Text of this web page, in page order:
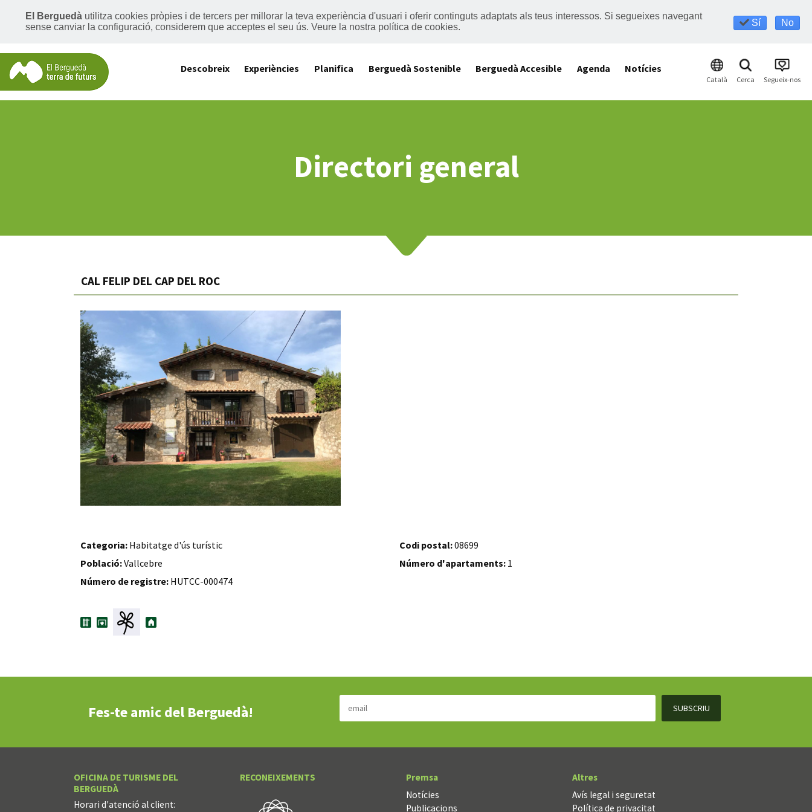
Sí No
El Berguedà utilitza cookies pròpies i de tercers per millorar la teva experiència d'usuari i oferir continguts adaptats als teus interessos. Si segueixes navegant
sense canviar la configuració, considerem que acceptes el seu ús. Veure la nostra política de cookies.
Català Cerca Segueix-nos
Descobreix Experiències Planifica Berguedà Sostenible Berguedà Accesible Agenda Notícies
Directori general
CAL FELIP DEL CAP DEL ROC
Categoria: Habitatge d'ús turístic Codi postal:08699
Població:Vallcebre Número d'apartaments: 1
Número de registre: HUTCC-000474
Fes-te amic del Berguedà!
OFICINA DE TURISME DEL
BERGUEDÀ
Horari d'atenció al client:
RECONEIXEMENTS
Premsa
Notícies
Publicacions
Altres
Avís legal i seguretat
Política de privacitat